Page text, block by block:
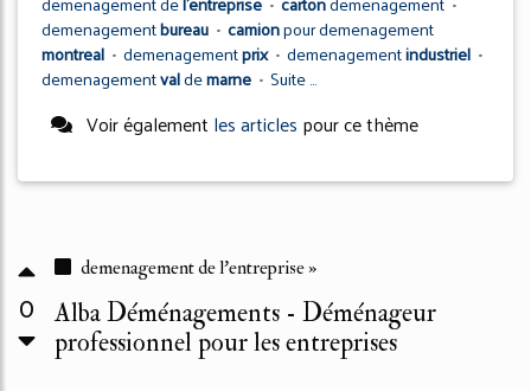
demenagementbureau • camionpourdemenagement
montreal • demenagementprix • demenagementindustriel •
demenagementvaldemarne • Suite ...
Voir également les articles pour ce thème
0
demenagement de l'entreprise »
Alba Déménagements - Déménageur
professionnel pour les entreprises